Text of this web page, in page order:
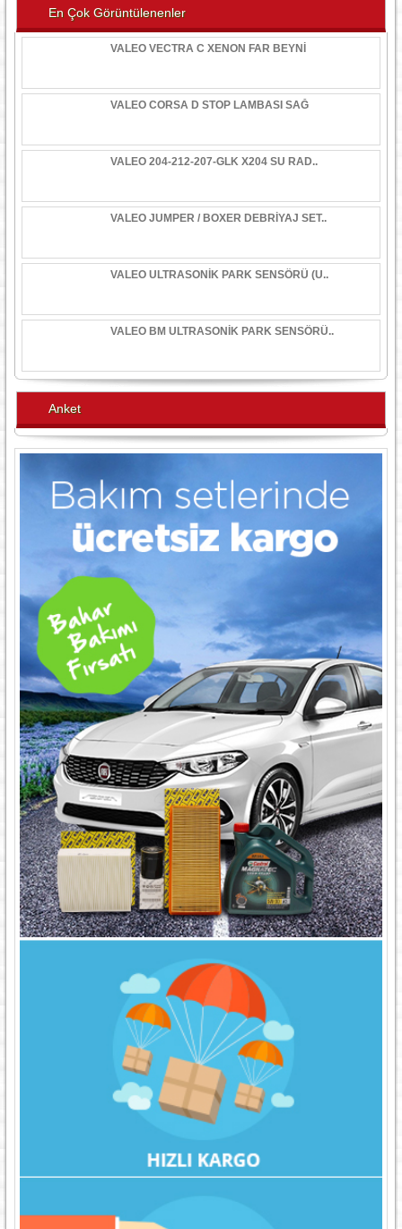
En Çok Görüntülenenler
VALEO VECTRA C XENON FAR BEYNİ
VALEO CORSA D STOP LAMBASI SAĞ
VALEO 204-212-207-GLK X204 SU RAD..
VALEO JUMPER / BOXER DEBRİYAJ SET..
VALEO ULTRASONİK PARK SENSÖRÜ (U..
VALEO BM ULTRASONİK PARK SENSÖRÜ..
Anket